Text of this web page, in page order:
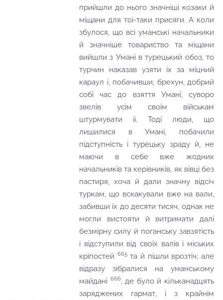
прийшли до нього значніші козаки й
міщани для тої-таки присяги. А коли
збулося, що всі уманські начальники
й значніше товариство та міщани
вийшли з Умані в турецький обоз, то
турчин наказав узяти їх за міцний
караул і, побачивши, брехун, добрий
собі час до взяття Умані, суворо
звелів усім своїм військам
штурмувати її. Тоді люди, що
лишилися в Умані, побачили
підступність і турецьку зраду й, не
маючи в себе вже жодних
начальників та керівників, як вівці без
пастиря, хоча й дали значну відсіч
туркам, що вскакували вже на вали,
забивши їх до десяти тисяч, однак не
могли вистояти й витримати далі
безмірну силу й поганську завзятість
і відступили від своїх валів і міських
кріпостей 665та й пішли врозтіч; але
відразу зібралися на уманському
майдані 666, де було й кільканадцять
заряджених гармат, і з крайнім